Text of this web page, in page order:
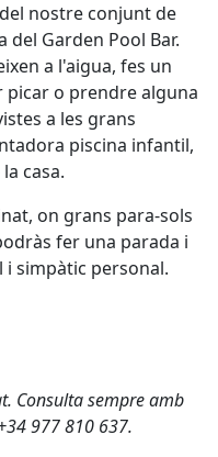
nostre conjunt de
del Garden Pool Bar.
a l'aigua, fes un
picar o prendre alguna
a les grans
piscina infantil,
casa.
on grans para-sols
fer una parada i
simpàtic personal.
Consulta sempre amb
977 810 637.